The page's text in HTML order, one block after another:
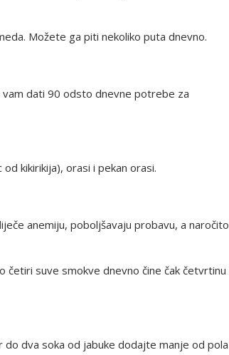
Možete ga piti nekoliko puta dnevno.
vam dati 90 odsto dnevne potrebe za
kikirikija), orasi i pekan orasi.
anemiju, poboljšavaju probavu, a naročito
četiri suve smokve dnevno čine čak četvrtinu
do dva soka od jabuke dodajte manje od pola